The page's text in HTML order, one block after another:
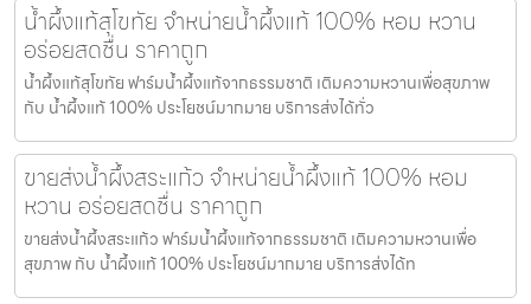
น้ำผึ้งแท้สุโขทัย จำหน่ายน้ำผึ้งแท้ 100% หอม หวาน
อร่อยสดชื่น ราคาถูก
น้ำผึ้งแท้สุโขทัย ฟาร์มน้ำผึ้งแท้จากธรรมชาติ เติมความหวานเพื่อสุขภาพ
กับ น้ำผึ้งแท้ 100% ประโยชน์มากมาย บริการส่งได้ทั่ว
ขายส่งน้ำผึ้งสระแก้ว จำหน่ายน้ำผึ้งแท้ 100% หอม
หวาน อร่อยสดชื่น ราคาถูก
ขายส่งน้ำผึ้งสระแก้ว ฟาร์มน้ำผึ้งแท้จากธรรมชาติ เติมความหวานเพื่อ
สุขภาพ กับ น้ำผึ้งแท้ 100% ประโยชน์มากมาย บริการส่งได้ท